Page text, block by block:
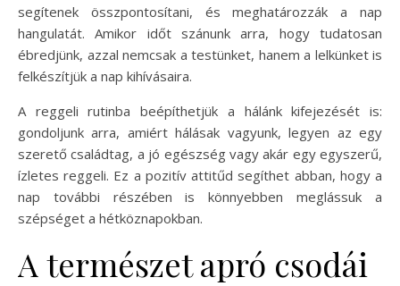
segítenek összpontosítani, és meghatározzák a nap
hangulatát. Amikor időt szánunk arra, hogy tudatosan
ébredjünk, azzal nemcsak a testünket, hanem a lelkünket is
felkészítjük a nap kihívásaira.
A reggeli rutinba beépíthetjük a hálánk kifejezését is:
gondoljunk arra, amiért hálásak vagyunk, legyen az egy
szerető családtag, a jó egészség vagy akár egy egyszerű,
ízletes reggeli. Ez a pozitív attitűd segíthet abban, hogy a
nap további részében is könnyebben meglássuk a
szépséget a hétköznapokban.
A természet apró csodái